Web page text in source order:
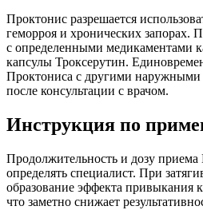
Проктонис разрешается
геморроя и хронических запорах.
с определенными медикаментами
капсулы Троксерутин.
Проктониса с другими наружными
после консультации с врачом.
Инструкция по
Продолжительность и дозу
определять специалист. При
образование эффекта привыкания
что заметно снижает